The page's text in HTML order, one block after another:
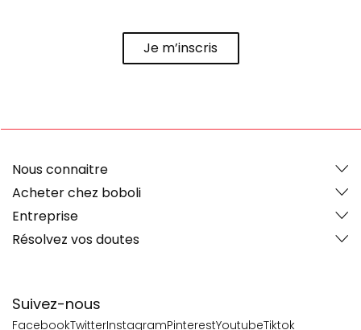
Je m’inscris
Suivez-nous
FacebookTwitterInstagramPinterestYoutubeTiktok
Nous connaitre
Acheter chez boboli
Entreprise
Résolvez vos doutes